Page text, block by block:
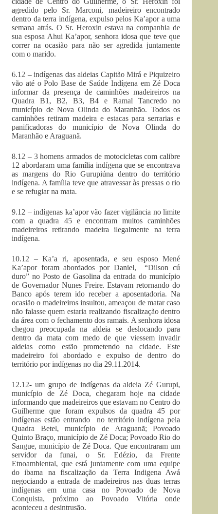
agredido pelo Sr. Marconi, madeireiro encontrado
dentro da terra indígena, expulso pelos Ka’apor a uma
semana atrás. O Sr. Heroxin estava na companhia de
sua esposa Ahui Ka’apor, senhora idosa que teve que
correr na ocasião para não ser agredida juntamente
com o marido.
6.12 – indígenas das aldeias Capitão Mirá e Piquizeiro
vão até o Polo Base de Saúde Indígena em Zé Doca
informar da presença de caminhões madeireiros na
Quadra B1, B2, B3, B4 e Ramal Tancredo no
município de Nova Olinda do Maranhão. Todos os
caminhões retiram madeira e estacas para serrarias e
panificadoras do município de Nova Olinda do
Maranhão e Araguanã.
8.12 – 3 homens armados de motocicletas com calibre
12 abordaram uma família indígena que se encontrava
as margens do Rio Gurupiúna dentro do território
indígena. A família teve que atravessar às pressas o rio
e se refugiar na mata.
9.12 – indígenas ka’apor vão fazer vigilância no limite
com a quadra 45 e encontram muitos caminhões
madeireiros retirando madeira ilegalmente na terra
indígena.
10.12 – Ka’a ri, aposentada, e seu esposo Mené
Ka’apor foram abordados por Daniel, “Dilson cú
duro” no Posto de Gasolina da entrada do município
de Governador Nunes Freire. Estavam retornando do
Banco após terem ido receber a aposentadoria. Na
ocasião o madeireiros insultou, ameaçou de matar caso
não falasse quem estaria realizando fiscalização dentro
da área com o fechamento dos ramais. A senhora idosa
chegou preocupada na aldeia se deslocando para
dentro da mata com medo de que viessem invadir
aldeias como estão prometendo na cidade. Este
madeireiro foi abordado e expulso de dentro do
território por indígenas no dia 29.11.2014.
12.12- um grupo de indígenas da aldeia Zé Gurupi,
município de Zé Doca, chegaram hoje na cidade
informando que madeireiros que estavam no Centro do
Guilherme que foram expulsos da quadra 45 por
indígenas estão entrando no território indígena pela
Quadra Betel, município de Araguanã; Povoado
Quinto Braço, município de Zé Doca; Povoado Rio do
Sangue, município de Zé Doca. Que encontraram um
servidor da funai, o Sr. Edézio, da Frente
Etnoambiental, que está juntamente com uma equipe
do ibama na fiscalização da Terra Indigena Awá
negociando a entrada de madeireiros nas duas terras
indígenas em uma casa no Povoado de Nova
Conquista, próximo ao Povoado Vitória onde
aconteceu a desintrusão.